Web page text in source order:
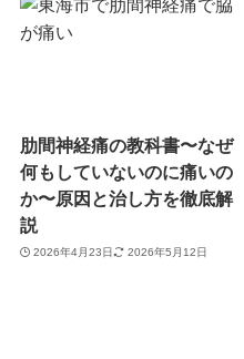
肋間神経痛の教科書〜なぜ
何もしていないのに痛いの
か〜原因と治し方を徹底解
説
2026年4月23日 2026年5月12日